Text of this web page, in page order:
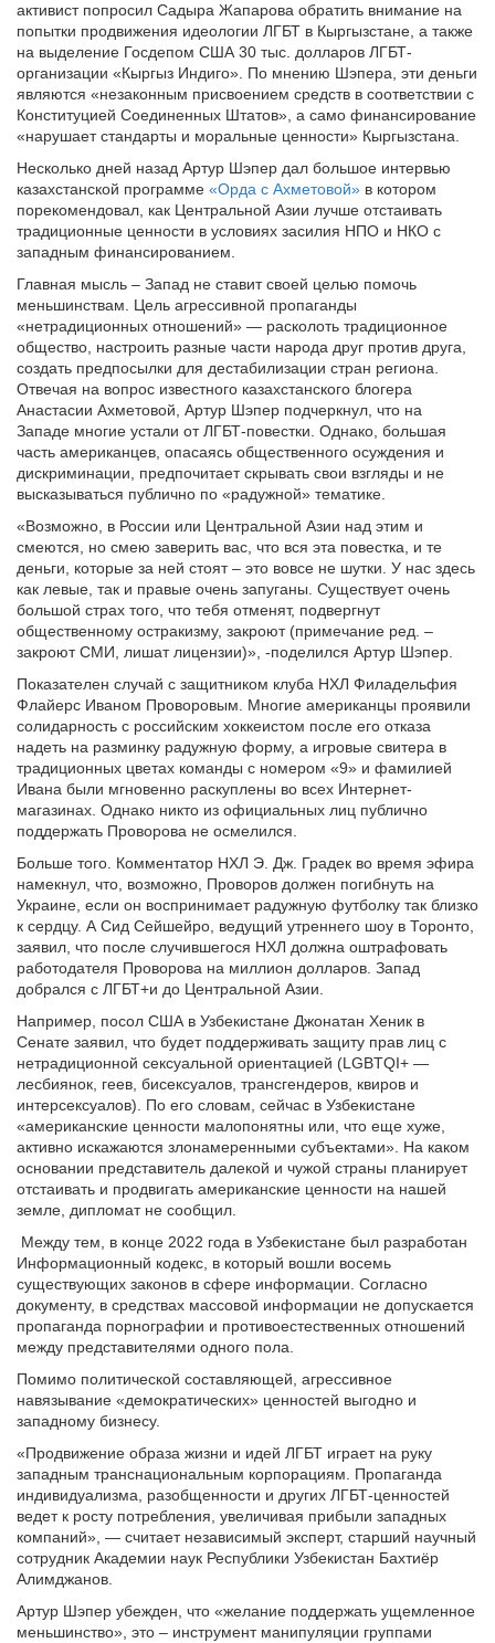
активист попросил Садыра Жапарова обратить внимание на
попытки продвижения идеологии ЛГБТ в Кыргызстане, а также
на выделение Госдепом США 30 тыс. долларов ЛГБТ-
организации «Кыргыз Индиго». По мнению Шэпера, эти деньги
являются «незаконным присвоением средств в соответствии с
Конституцией Соединенных Штатов», а само финансирование
«нарушает стандарты и моральные ценности» Кыргызстана.
Несколько дней назад Артур Шэпер дал большое интервью
казахстанской программе «Орда с Ахметовой» в котором
порекомендовал, как Центральной Азии лучше отстаивать
традиционные ценности в условиях засилия НПО и НКО с
западным финансированием.
Главная мысль – Запад не ставит своей целью помочь
меньшинствам. Цель агрессивной пропаганды
«нетрадиционных отношений» — расколоть традиционное
общество, настроить разные части народа друг против друга,
создать предпосылки для дестабилизации стран региона.
Отвечая на вопрос известного казахстанского блогера
Анастасии Ахметовой, Артур Шэпер подчеркнул, что на
Западе многие устали от ЛГБТ-повестки. Однако, большая
часть американцев, опасаясь общественного осуждения и
дискриминации, предпочитает скрывать свои взгляды и не
высказываться публично по «радужной» тематике.
«Возможно, в России или Центральной Азии над этим и
смеются, но смею заверить вас, что вся эта повестка, и те
деньги, которые за ней стоят – это вовсе не шутки. У нас здесь
как левые, так и правые очень запуганы. Существует очень
большой страх того, что тебя отменят, подвергнут
общественному остракизму, закроют (примечание ред. –
закроют СМИ, лишат лицензии)», -поделился Артур Шэпер.
Показателен случай с защитником клуба НХЛ Филадельфия
Флайерс Иваном Проворовым. Многие американцы проявили
солидарность с российским хоккеистом после его отказа
надеть на разминку радужную форму, а игровые свитера в
традиционных цветах команды с номером «9» и фамилией
Ивана были мгновенно раскуплены во всех Интернет-
магазинах. Однако никто из официальных лиц публично
поддержать Проворова не осмелился.
Больше того. Комментатор НХЛ Э. Дж. Градек во время эфира
намекнул, что, возможно, Проворов должен погибнуть на
Украине, если он воспринимает радужную футболку так близко
к сердцу. А Сид Сейшейро, ведущий утреннего шоу в Торонто,
заявил, что после случившегося НХЛ должна оштрафовать
работодателя Проворова на миллион долларов. Запад
добрался с ЛГБТ+и до Центральной Азии.
Например, посол США в Узбекистане Джонатан Хеник в
Сенате заявил, что будет поддерживать защиту прав лиц с
нетрадиционной сексуальной ориентацией (LGBTQI+ —
лесбиянок, геев, бисексуалов, трансгендеров, квиров и
интерсексуалов). По его словам, сейчас в Узбекистане
«американские ценности малопонятны или, что еще хуже,
активно искажаются злонамеренными субъектами». На каком
основании представитель далекой и чужой страны планирует
отстаивать и продвигать американские ценности на нашей
земле, дипломат не сообщил.
Между тем, в конце 2022 года в Узбекистане был разработан
Информационный кодекс, в который вошли восемь
существующих законов в сфере информации. Согласно
документу, в средствах массовой информации не допускается
пропаганда порнографии и противоестественных отношений
между представителями одного пола.
Помимо политической составляющей, агрессивное
навязывание «демократических» ценностей выгодно и
западному бизнесу.
«Продвижение образа жизни и идей ЛГБТ играет на руку
западным транснациональным корпорациям. Пропаганда
индивидуализма, разобщенности и других ЛГБТ-ценностей
ведет к росту потребления, увеличивая прибыли западных
компаний», — считает независимый эксперт, старший научный
сотрудник Академии наук Республики Узбекистан Бахтиёр
Алимджанов.
Артур Шэпер убежден, что «желание поддержать ущемленное
меньшинство», это – инструмент манипуляции группами